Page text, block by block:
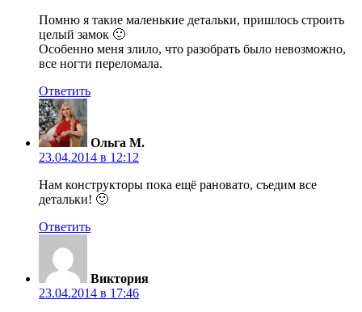
Помню я такие маленькие детальки, пришлось строить
целый замок 🙂
Особенно меня злило, что разобрать было невозможно,
все ногти переломала.
Ответить
Ольга М.
23.04.2014 в 12:12
Нам конструкторы пока ещё рановато, съедим все
детальки! 🙂
Ответить
Виктория
23.04.2014 в 17:46